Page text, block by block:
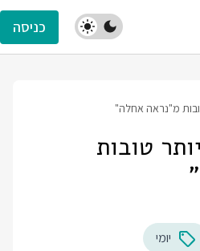
כניסה
מ"נראה אחלה"
טובות
יומי